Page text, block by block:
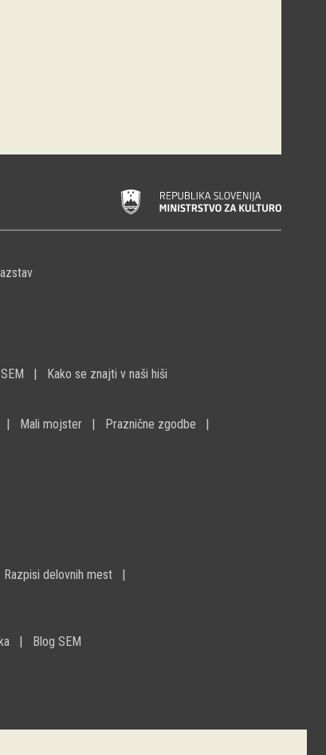
Kako se znajti v naši hiši
Mali mojster
Praznične zgodbe
Razpisi delovnih mest
Blog SEM